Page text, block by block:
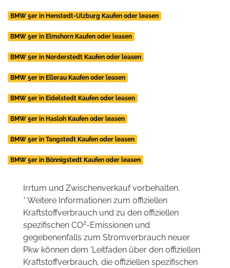
BMW 5er in Henstedt-Ulzburg Kaufen oder leasen
BMW 5er in Elmshorn Kaufen oder leasen
BMW 5er in Norderstedt Kaufen oder leasen
BMW 5er in Ellerau Kaufen oder leasen
BMW 5er in Eidelstedt Kaufen oder leasen
BMW 5er in Hasloh Kaufen oder leasen
BMW 5er in Tangstedt Kaufen oder leasen
BMW 5er in Bönnigstedt Kaufen oder leasen
Irrtum und Zwischenverkauf vorbehalten.
* Weitere Informationen zum offiziellen
Kraftstoffverbrauch und zu den offiziellen
spezifischen CO2-Emissionen und
gegebenenfalls zum Stromverbrauch neuer
Pkw können dem 'Leitfaden über den offiziellen
Kraftstoffverbrauch, die offiziellen spezifischen